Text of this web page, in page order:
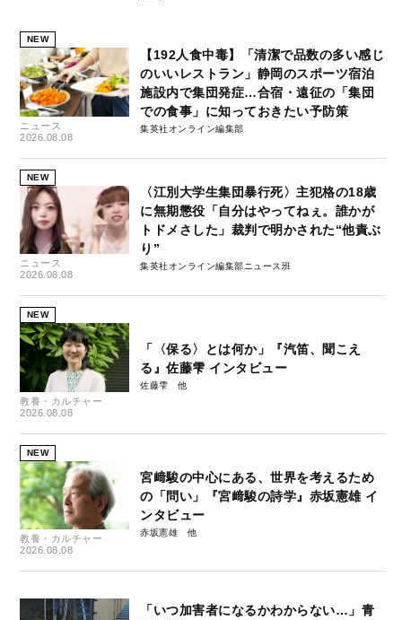
NEW
ニュース
2026.08.08
【192人食中毒】「清潔で品数の多い感じ
のいいレストラン」静岡のスポーツ宿泊
施設内で集団発症…合宿・遠征の「集団
での食事」に知っておきたい予防策
集英社オンライン編集部
NEW
ニュース
2026.08.08
〈江別大学生集団暴行死〉主犯格の18歳
に無期懲役「自分はやってねぇ。誰かが
トドメさした」裁判で明かされた“他責ぶ
り”
集英社オンライン編集部ニュース班
NEW
教養・カルチャー
2026.08.08
「〈保る〉とは何か」『汽笛、聞こえ
る』佐藤雫 インタビュー
佐藤雫
NEW
教養・カルチャー
2026.08.08
宮﨑駿の中心にある、世界を考えるため
の「問い」『宮﨑駿の詩学』赤坂憲雄 イ
ンタビュー
赤坂憲雄
「いつ加害者になるかわからない…」青